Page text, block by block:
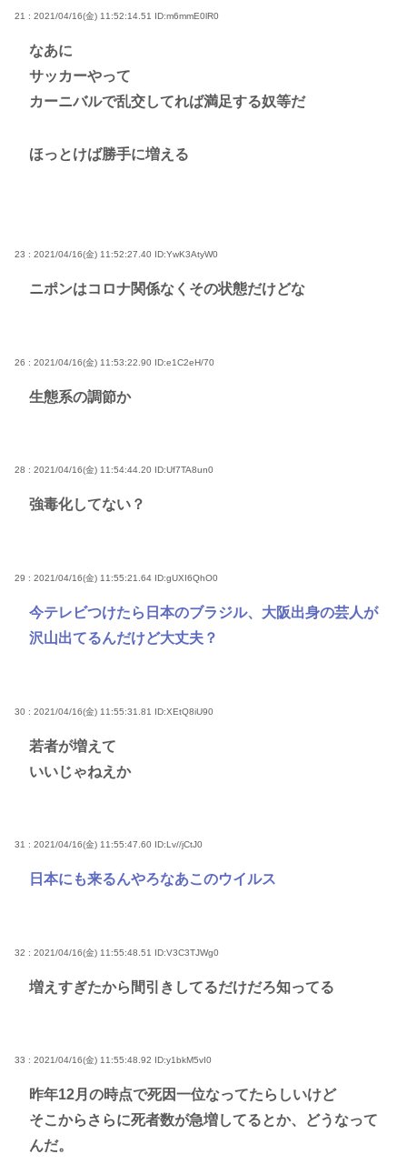
21 : 2021/04/16(金) 11:52:14.51 ID:m6mmE0lR0
なあに
サッカーやって
カーニバルで乱交してれば満足する奴等だ
ほっとけば勝手に増える
23 : 2021/04/16(金) 11:52:27.40 ID:YwK3AtyW0
ニポンはコロナ関係なくその状態だけどな
26 : 2021/04/16(金) 11:53:22.90 ID:e1C2eH/70
生態系の調節か
28 : 2021/04/16(金) 11:54:44.20 ID:Uf7TA8un0
強毒化してない？
29 : 2021/04/16(金) 11:55:21.64 ID:gUXI6QhO0
今テレビつけたら日本のブラジル、大阪出身の芸人が
沢山出てるんだけど大丈夫？
30 : 2021/04/16(金) 11:55:31.81 ID:XEtQ8iU90
若者が増えて
いいじゃねえか
31 : 2021/04/16(金) 11:55:47.60 ID:Lv//jCtJ0
日本にも来るんやろなあこのウイルス
32 : 2021/04/16(金) 11:55:48.51 ID:V3C3TJWg0
増えすぎたから間引きしてるだけだろ知ってる
33 : 2021/04/16(金) 11:55:48.92 ID:y1bkM5vI0
昨年12月の時点で死因一位なってたらしいけど
そこからさらに死者数が急増してるとか、どうなって
んだ。